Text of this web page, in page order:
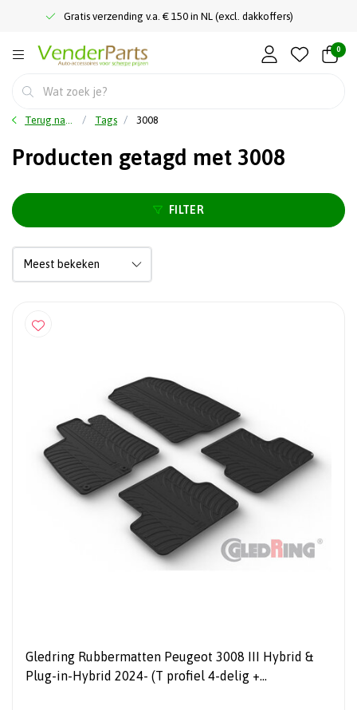
Gratis verzending v.a. € 150 in NL (excl. dakkoffers)
0
Terug naar home Tags 3008
Producten getagd met 3008
FILTER
Gledring Rubbermatten Peugeot 3008 III Hybrid &
Plug-in-Hybrid 2024- (T profiel 4-delig +